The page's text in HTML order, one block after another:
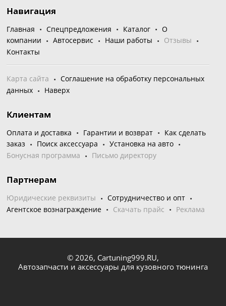
Навигация
Главная Спецпредложения Каталог
О
компании
Автосервис Наши работы
Отзывы
Контакты
Карта сайта
Соглашение на обработку персональных
данных
Наверх
Клиентам
Оплата и доставка Гарантии и возврат
Как сделать
заказ
Поиск аксессуара
Установка на авто
Бонусная программа
Письмо директору
Партнерам
Юридические реквизиты
Сотрудничество и опт
Агентское вознаграждение
Скачать прайс Реклама
© 2026, Cartuning999.RU,
Автозапчасти и аксессуары для кузовного тюнинга